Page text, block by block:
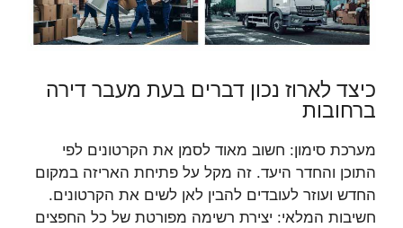
כיצד לארוז נכון דברים בעת מעבר דירה
ברחובות
מערכת סימון: חשוב מאוד לסמן את הקרטונים לפי
התוכן והחדר היעד. זה מקל על פתיחת האריזה במקום
החדש ועוזר לעובדים להבין לאן לשים את הקרטונים.
חשיבות המלאי: יצירת רשימה מפורטת של כל החפצים